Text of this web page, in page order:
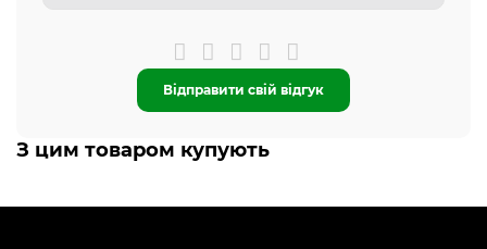
Відправити свій відгук
З цим товаром купують